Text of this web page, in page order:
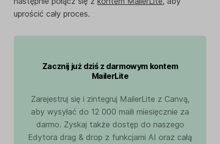
uprościć cały proces.
Zacznij już dziś z darmowym kontem
MailerLite
Zarejestruj się i zintegruj MailerLite z Canvą,
aby wysyłać do 12 000 maili miesięcznie za
darmo. Zyskaj także dostęp do naszego
Edytora drag & drop z funkcjami AI oraz całą